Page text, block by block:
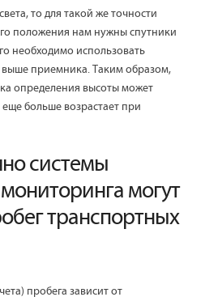
то для такой же точности
положения нам нужны спутники
необходимо использовать
приемника. Таким образом,
определения высоты может
больше возрастает при
системы
могут
транспортных
пробега зависит от